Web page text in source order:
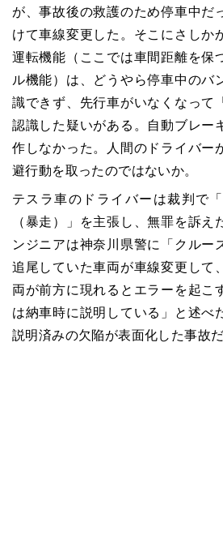
が、事故後の救護のため停車中だ
けて車線変更した。そこにさしか
運転機能（ここでは車間距離を保
ル機能）は、どうやら停車中のバ
識できず、先行車がいなくなって
認識した疑いがある。自動ブレー
作しなかった。人間のドライバー
避行動を取ったのではないか。
テスラ車のドライバーは裁判で
（暴走）」を主張し、無罪を訴え
ンジニアは神奈川県警に「クルー
追尾していた車両が車線変更して
両が前方に現れるとエラーを起こ
は納車時に説明している」と述べ
説明済みの欠陥が表面化した事故